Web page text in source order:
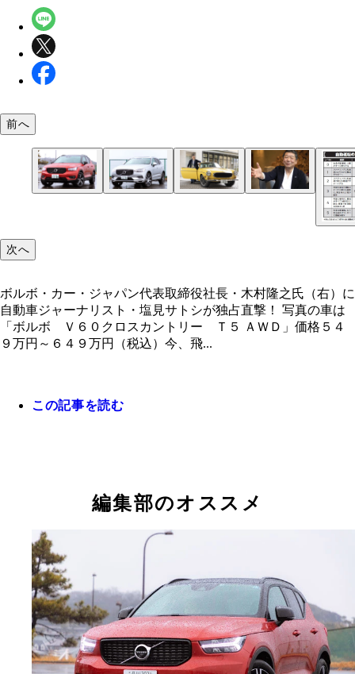
２０１８‐２０１９日本カー・オブ・ザ・イヤー受
「ボルボ ＸＣ４０」価格３８９万円～５５９万円
２０１７‐２０１８日本カー・オブ・ザ・イヤー受
ルボ ＸＣ６０」価格６１４万円～９２４万円（税
木村隆之社長の愛車「ボルボ Ｐ１８００Ｅ（Ｆ
ＭＴ）」。木村社長の愛車は１９７１年式のＰ１
４月、神奈川県箱根町で行なわれた新型Ｖ６０ク
ントリーの試乗会で取材に応じてくれた木村隆之
前へ
次へ
ボルボ・カー・ジャパン代表取締役社長・木村隆之氏（右）に
自動車ジャーナリスト・塩見サトシが独占直撃！ 写真の車は
「ボルボ Ｖ６０クロスカントリー Ｔ５ ＡＷＤ」価格５４
９万円～６４９万円（税込）今、飛...
この記事を読む
編集部のオススメ